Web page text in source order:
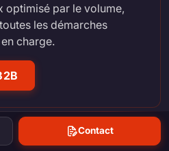
optimisé par le volume,
les démarches
charge.
des garages habilités à détruire votre
Contact